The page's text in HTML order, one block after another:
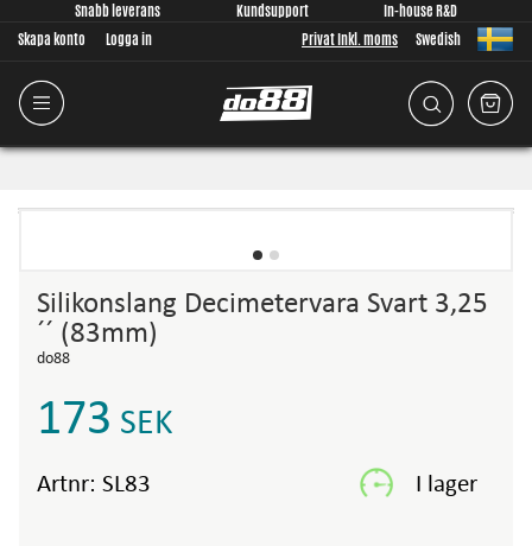
Snabb leverans Kundsupport
In-house R&D
Skapa konto
Logga in Privat Inkl. moms Swedish
Silikonslang Decimetervara Svart 3,25
´´ (83mm)
do88
173 SEK
Artnr: SL83